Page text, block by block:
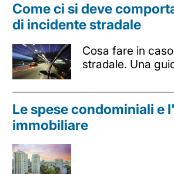
Come ci si deve
di incidente stradale
Cosa fare in
stradale. Una
Le spese condominiali e
immobiliare